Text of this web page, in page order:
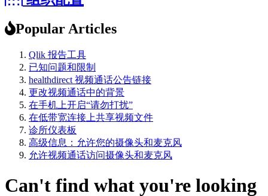
Popular Articles
Qlik 报告工具
已知问题和限制
healthdirect 视频通话公告链接
更改视频通话中的背景
在手机上开启“请勿打扰”
在低带宽连接上共享视频文件
诊所仪表板
高级信息：允许您的摄像头和麦克风
允许视频通话访问摄像头和麦克风
Can't find what you're looking